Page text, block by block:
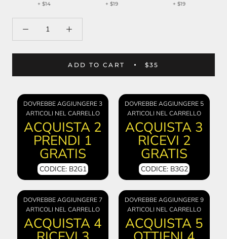
+$14
+ $19
+$19
ADD TO CART $35
DOVREBBE AGGIUNGERE 3
ARTICOLI NEL CARRELLO
ACQUISTA 2
PRENDI 1
GRATIS
CODICE: B2G1
DOVREBBE AGGIUNGERE 5
ARTICOLI NEL CARRELLO
ACQUISTA 3
RICEVI 2
GRATIS
CODICE: B3G2
DOVREBBE AGGIUNGERE 7
ARTICOLI NEL CARRELLO
ACQUISTA 4
DOVREBBE AGGIUNGERE 9
ARTICOLI NEL CARRELLO
ACQUISTA 5